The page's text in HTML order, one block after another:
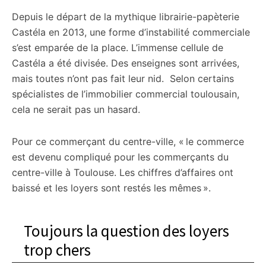
Depuis le départ de la mythique librairie-papèterie
Castéla en 2013, une forme d’instabilité commerciale
s’est emparée de la place. L’immense cellule de
Castéla a été divisée. Des enseignes sont arrivées,
mais toutes n’ont pas fait leur nid. Selon certains
spécialistes de l’immobilier commercial toulousain,
cela ne serait pas un hasard.
Pour ce commerçant du centre-ville, « le commerce
est devenu compliqué pour les commerçants du
centre-ville à Toulouse. Les chiffres d’affaires ont
baissé et les loyers sont restés les mêmes ».
Toujours la question des loyers
trop chers